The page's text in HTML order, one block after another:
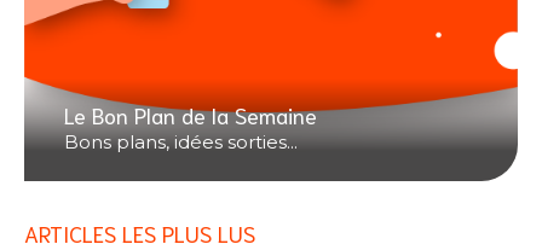
Le Bon Plan de la Semaine
Bons plans, idées sorties...
ARTICLES LES PLUS LUS